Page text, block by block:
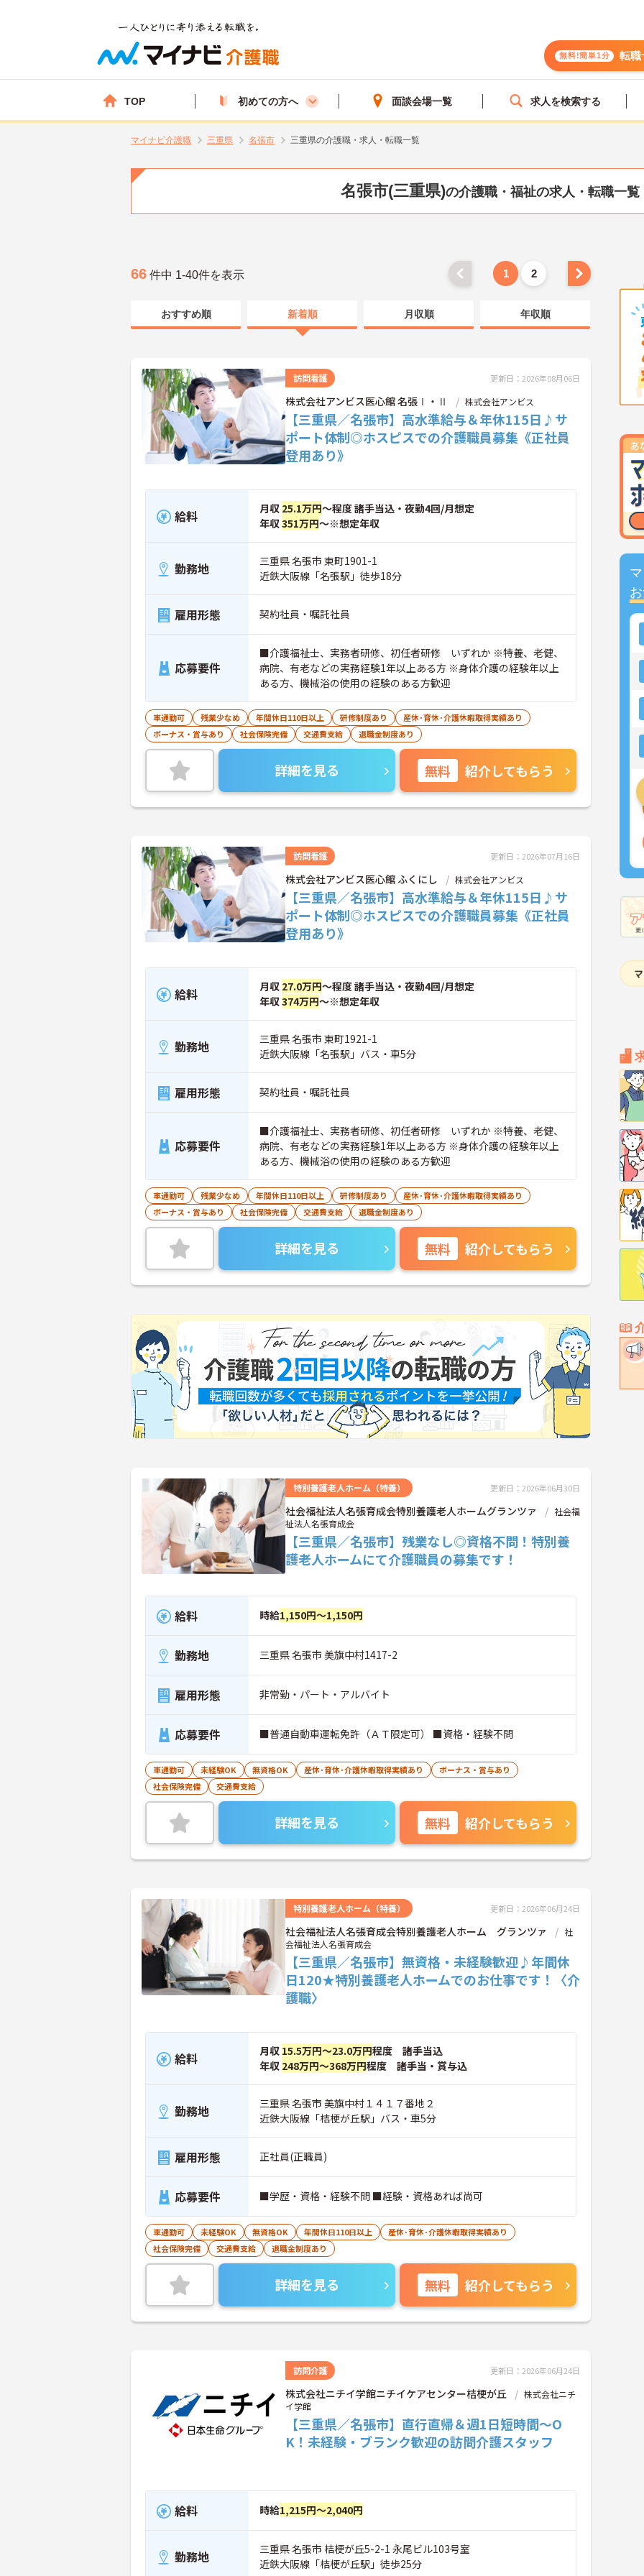
無料!簡単1分 転職
TOP 初めての方へ 面談会場一覧 求人を検索する
マイナビ介護職 三重県 名張市 三重県の介護職・求人・転職一覧
名張市(三重県)の介護職・福祉の求人・転職一覧
66 件中 1-40件を表示 1 2
おすすめ順 新着順 月収順 年収順
訪問看護 更新日：2026年08月06日
株式会社アンビス医心館 名張Ⅰ・Ⅱ 株式会社アンビス
【三重県／名張市】高水準給与＆年休115日♪サ
ポート体制◎ホスピスでの介護職員募集《正社員
登用あり》
給料 月収 25.1万円～程度 諸手当込・夜勤4回/月想定
年収351万円～※想定年収
勤務地
三重県 名張市 東町1901-1
近鉄大阪線「名張駅」徒歩18分
雇用形態 契約社員・嘱託社員
応募要件
■介護福祉士、実務者研修、初任者研修 いずれか ※特養、老健、
病院、有老などの実務経験1年以上ある方 ※身体介護の経験年以上
ある方、機械浴の使用の経験のある方歓迎
車通勤可 残業少なめ 年間休日110日以上 研修制度あり
産休･育休･介護休暇取得実績あり
ボーナス・賞与あり
社会保険完備 交通費支給 退職金制度あり
詳細を見る 無料 紹介してもらう
訪問看護 更新日：2026年07月16日
株式会社アンビス医心館 ふくにし 株式会社アンビス
【三重県／名張市】高水準給与＆年休115日♪サ
ポート体制◎ホスピスでの介護職員募集《正社員
登用あり》
給料 月収 27.0万円～程度 諸手当込・夜勤4回/月想定
年収374万円～※想定年収
勤務地
三重県 名張市 東町1921-1
近鉄大阪線「名張駅」バス・車5分
雇用形態 契約社員・嘱託社員
応募要件
■介護福祉士、実務者研修、初任者研修 いずれか ※特養、老健、
病院、有老などの実務経験1年以上ある方 ※身体介護の経験年以上
ある方、機械浴の使用の経験のある方歓迎
車通勤可 残業少なめ 年間休日110日以上 研修制度あり
産休･育休･介護休暇取得実績あり
ボーナス・賞与あり
社会保険完備 交通費支給 退職金制度あり
詳細を見る 無料 紹介してもらう
特別養護老人ホーム（特養） 更新日：2026年06月30日
社会福祉法人名張育成会特別養護老人ホームグランツァ
社会福
祉法人名張育成会
【三重県／名張市】残業なし◎資格不問！特別養
護老人ホームにて介護職員の募集です！
給料 時給1,150円～1,150円
勤務地 三重県 名張市 美旗中村1417-2
雇用形態 非常勤・パート・アルバイト
応募要件 ■普通自動車運転免許（ＡＴ限定可） ■資格・経験不問
車通勤可 未経験OK 無資格OK 産休･育休･介護休暇取得実績あり
ボーナス・賞与あり
社会保険完備
交通費支給
詳細を見る 無料 紹介してもらう
特別養護老人ホーム（特養） 更新日：2026年06月24日
社会福祉法人名張育成会特別養護老人ホーム グランツァ
社
会福祉法人名張育成会
【三重県／名張市】無資格・未経験歓迎♪年間休
日120★特別養護老人ホームでのお仕事です！〈介
護職〉
給料 月収 15.5万円～23.0万円程度 諸手当込
年収 248万円～368万円程度 諸手当・賞与込
勤務地
三重県 名張市 美旗中村１４１７番地２
近鉄大阪線「桔梗が丘駅」バス・車5分
雇用形態 正社員(正職員)
応募要件 ■学歴・資格・経験不問 ■経験・資格あれば尚可
車通勤可 未経験OK 無資格OK 年間休日110日以上
産休･育休･介護休暇取得実績あり
社会保険完備
交通費支給 退職金制度あり
詳細を見る 無料 紹介してもらう
訪問介護 更新日：2026年06月24日
株式会社ニチイ学館ニチイケアセンター桔梗が丘
株式会社ニチ
イ学館
【三重県／名張市】直行直帰＆週1日短時間～O
K！未経験・ブランク歓迎の訪問介護スタッフ
給料 時給1,215円～2,040円
勤務地
三重県 名張市 桔梗が丘5-2-1 永尾ビル103号室
近鉄大阪線「桔梗が丘駅」徒歩25分